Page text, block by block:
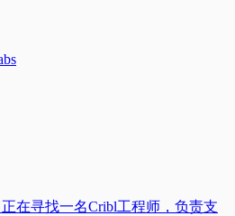
在寻找一名Cribl工程师，负责支